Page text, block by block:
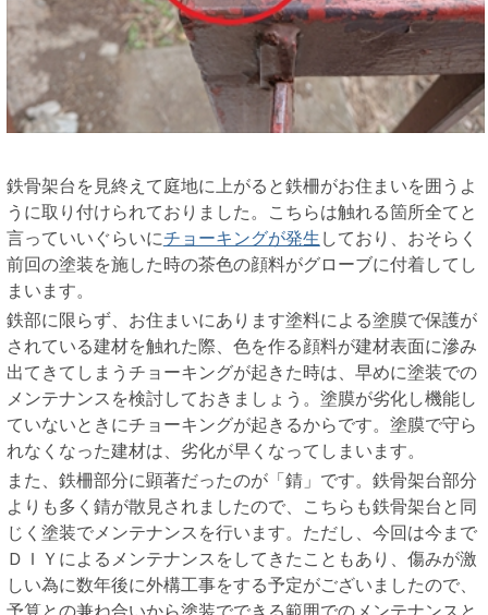
鉄骨架台を見終えて庭地に上がると鉄柵がお住まいを囲うよ
うに取り付けられておりました。こちらは触れる箇所全てと
言っていいぐらいにチョーキングが発生 しており、おそらく
前回の塗装を施した時の茶色の顔料がグローブに付着してし
まいます。
鉄部に限らず、お住まいにあります塗料による塗膜で保護が
されている建材を触れた際、色を作る顔料が建材表面に滲み
出てきてしまうチョーキングが起きた時は、早めに塗装での
メンテナンスを検討しておきましょう。塗膜が劣化し機能し
ていないときにチョーキングが起きるからです。塗膜で守ら
れなくなった建材は、劣化が早くなってしまいます。
また、鉄柵部分に顕著だったのが「錆」です。鉄骨架台部分
よりも多く錆が散見されましたので、こちらも鉄骨架台と同
じく塗装でメンテナンスを行います。ただし、今回は今まで
ＤＩＹによるメンテナンスをしてきたこともあり、傷みが激
しい為に数年後に外構工事をする予定がございましたので、
予算との兼ね合いから塗装でできる範囲でのメンテナンスと